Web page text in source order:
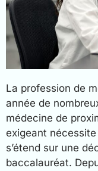
La profession de
année de
médecine de
exigeant
s’étend sur une
baccalauréat.